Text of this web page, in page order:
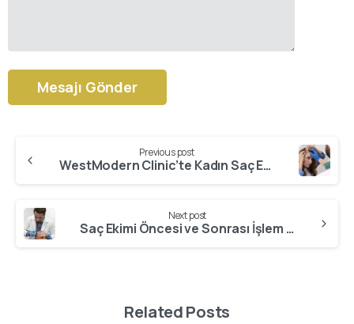
Continue
Previous post
WestModern Clinic’te Kadın Saç Ekimi
Next post
Saç Ekimi Öncesi ve Sonrası İşlem Nasıl İşler?
Related Posts